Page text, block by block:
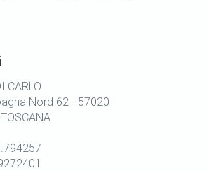
CARLO
Nord 62 - 57020